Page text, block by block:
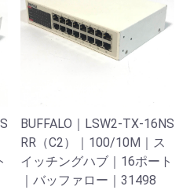
BUFFALO｜LSW2-TX-16NS
RR（C2）｜100/10M｜ス
イッチングハブ｜16ポート
｜バッファロー｜31498